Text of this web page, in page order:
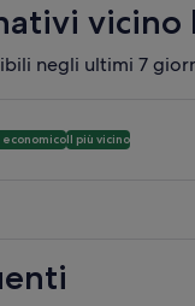
vicino
negli ultimi 7
economicoIl più vicino